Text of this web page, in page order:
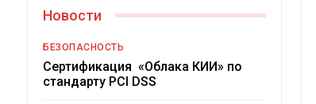
Новости
БЕЗОПАСНОСТЬ
Сертификация «Облака КИИ» по
стандарту PCI DSS